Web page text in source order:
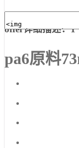
offer详细描述：1
pa6原料